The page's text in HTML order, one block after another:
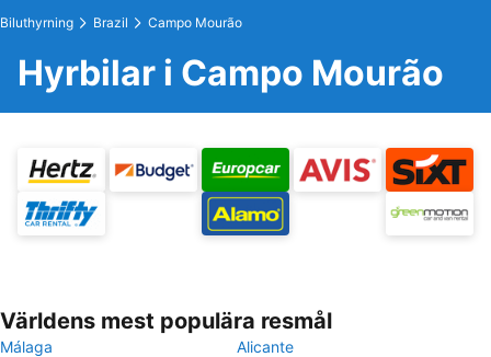
Biluthyrning Brazil Campo Mourão
Hyrbilar i Campo Mourão
Världens mest populära resmål
Málaga
Alicante